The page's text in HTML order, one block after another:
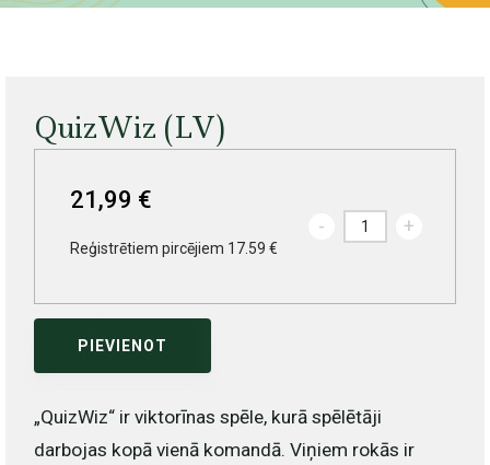
QuizWiz (LV)
21,99 €
Reģistrētiem pircējiem 17.59 €
- +
PIEVIENOT
„QuizWiz“ ir viktorīnas spēle, kurā spēlētāji
darbojas kopā vienā komandā. Viņiem rokās ir